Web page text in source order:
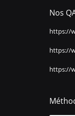
Nos
https://
https://
https://